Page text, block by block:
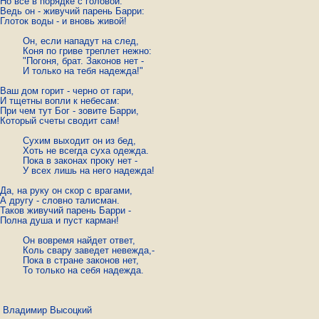
		То только на себя надежда.
Высоцкий